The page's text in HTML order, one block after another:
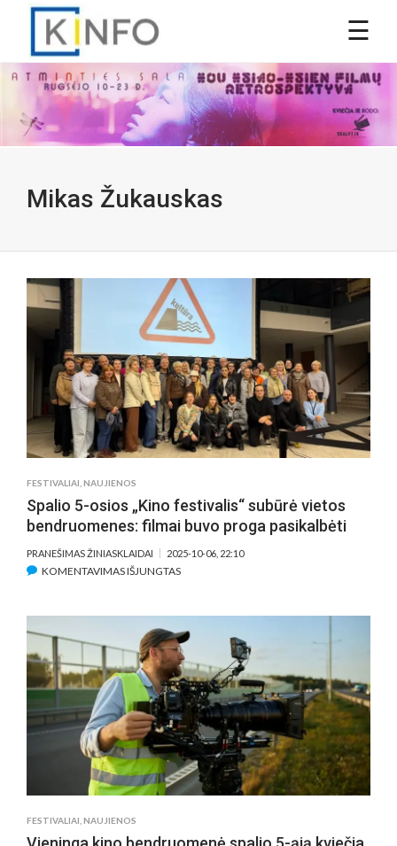
Mikas Žukauskas
FESTIVALIAI NAUJIENOS
Spalio 5-osios „Kino festivalis“ subūrė vietos
bendruomenes: filmai buvo proga pasikalbėti
PRANEŠIMAS ŽINIASKLAIDAI 2025-10-06, 22:10
KOMENTAVIMAS IŠJUNGTASĮRAŠE
„KINO
FESTIVALIS“
SUBŪRĖ
VIETOS
BENDRUOMENES:
FILMAI
BUVO
PROGA
PASIKALBĖTI
FESTIVALIAI NAUJIENOS